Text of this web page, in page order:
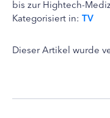
bis zur Hightech-
Kategorisiert in: TV
Dieser Artikel wurde